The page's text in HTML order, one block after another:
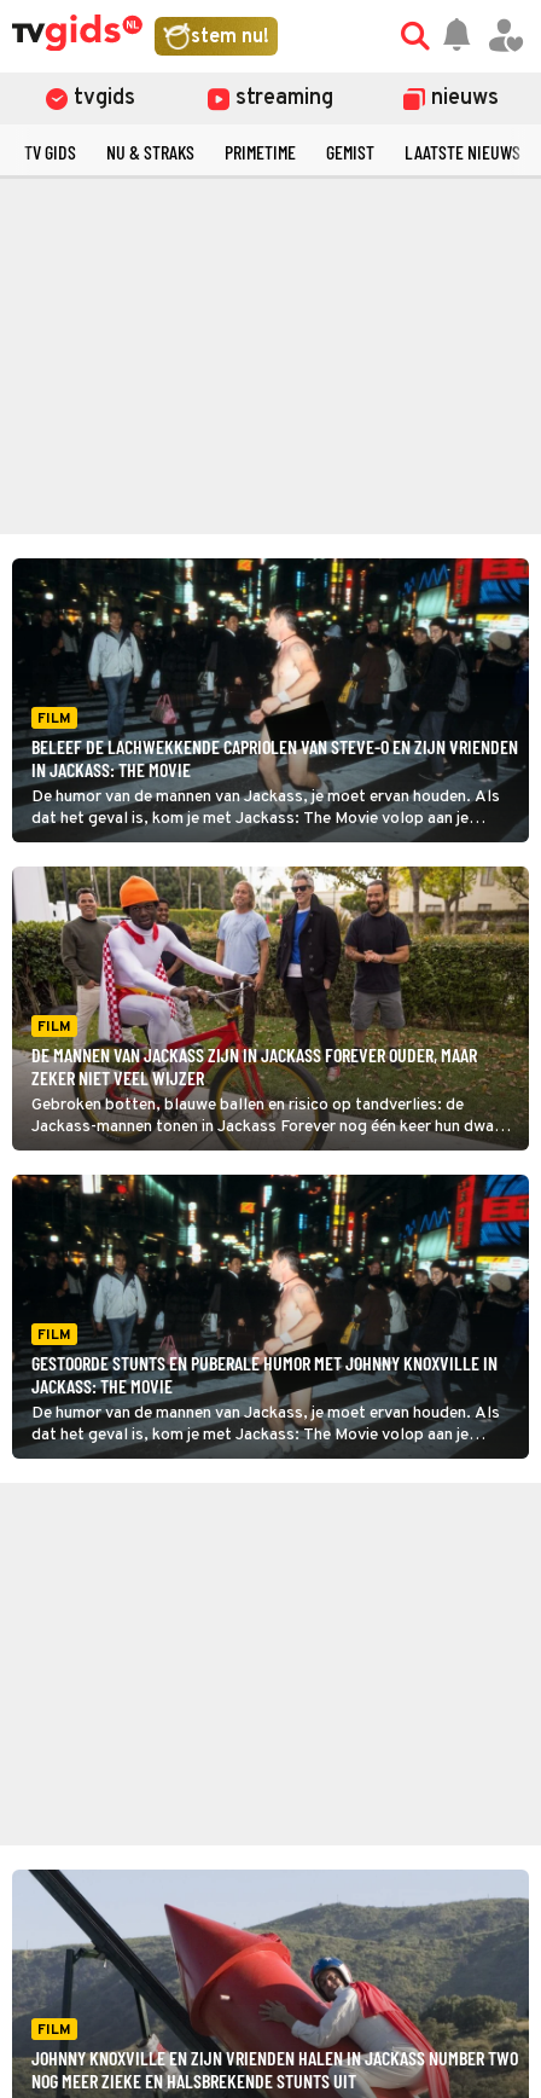
stem nu!
tvgids streaming nieuws
TV GIDS NU & STRAKS PRIMETIME GEMIST LAATSTE NIEUWS
FILM
BELEEF DE LACHWEKKENDE CAPRIOLEN VAN STEVE-O EN ZIJN VRIENDEN
IN JACKASS: THE MOVIE
De humor van de mannen van Jackass, je moet ervan houden. Als
dat het geval is, kom je met Jackass: The Movie volop aan je
trekken.
FILM
DE MANNEN VAN JACKASS ZIJN IN JACKASS FOREVER OUDER, MAAR
ZEKER NIET VEEL WIJZER
Gebroken botten, blauwe ballen en risico op tandverlies: de
Jackass-mannen tonen in Jackass Forever nog één keer hun dwaze
kunsten.
FILM
GESTOORDE STUNTS EN PUBERALE HUMOR MET JOHNNY KNOXVILLE IN
JACKASS: THE MOVIE
De humor van de mannen van Jackass, je moet ervan houden. Als
dat het geval is, kom je met Jackass: The Movie volop aan je
trekken.
FILM
JOHNNY KNOXVILLE EN ZIJN VRIENDEN HALEN IN JACKASS NUMBER TWO
NOG MEER ZIEKE EN HALSBREKENDE STUNTS UIT